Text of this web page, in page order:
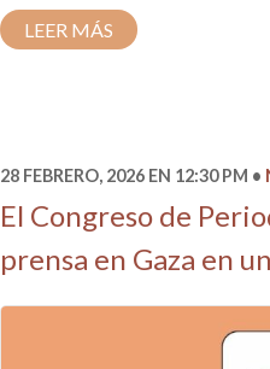
LEER MÁS
28 FEBRERO, 2026 EN 12:30 PM
El Congreso de
prensa en Gaza en